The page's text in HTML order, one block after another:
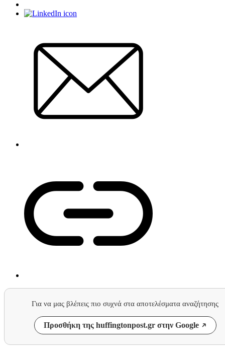
Για να μας βλέπεις πιο συχνά στα αποτελέσματα αναζήτησης
Προσθήκη της huffingtonpost.gr στην Google